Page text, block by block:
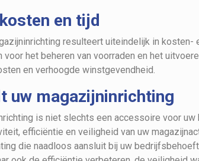
en tijd
resulteert uiteindelijk in
het beheren van voorraden en het
en verhoogde winstgevendheid.
uw magazijninrichting
is niet slechts een accessoire voor
efficiëntie en veiligheid van uw
die naadloos aansluit bij uw